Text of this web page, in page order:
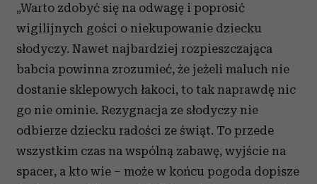
„Warto zdobyć się na odwagę i poprosić
wigilijnych gości o niekupowanie dziecku
słodyczy. Nawet najbardziej rozpieszczająca
babcia powinna zrozumieć, że jeżeli maluch nie
dostanie sklepowych łakoci, to tak naprawdę nic
go nie ominie. Rezygnacja ze słodyczy nie
odbierze dziecku radości ze świąt. To przede
wszystkim czas na wspólną zabawę, wyjście na
spacer, a kto wie – może w końcu pogoda dopisze